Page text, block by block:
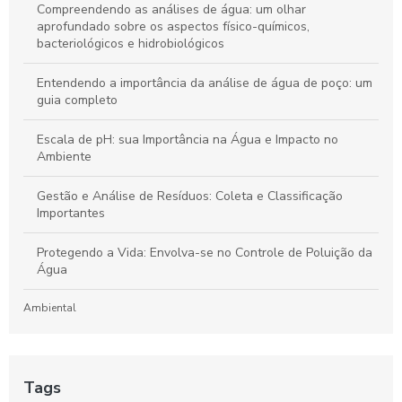
Compreendendo as análises de água: um olhar
aprofundado sobre os aspectos físico-químicos,
bacteriológicos e hidrobiológicos
Entendendo a importância da análise de água de poço: um
guia completo
Escala de pH: sua Importância na Água e Impacto no
Ambiente
Gestão e Análise de Resíduos: Coleta e Classificação
Importantes
Protegendo a Vida: Envolva-se no Controle de Poluição da
Água
Ambiental
Tags